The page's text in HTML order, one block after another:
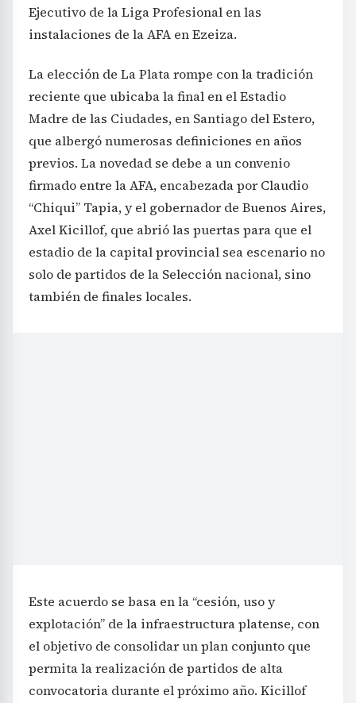
Ejecutivo de la Liga Profesional en las
instalaciones de la AFA en Ezeiza.
La elección de La Plata rompe con la tradición
reciente que ubicaba la final en el Estadio
Madre de las Ciudades, en Santiago del Estero,
que albergó numerosas definiciones en años
previos. La novedad se debe a un convenio
firmado entre la AFA, encabezada por Claudio
“Chiqui” Tapia, y el gobernador de Buenos Aires,
Axel Kicillof, que abrió las puertas para que el
estadio de la capital provincial sea escenario no
solo de partidos de la Selección nacional, sino
también de finales locales.
Este acuerdo se basa en la “cesión, uso y
explotación” de la infraestructura platense, con
el objetivo de consolidar un plan conjunto que
permita la realización de partidos de alta
convocatoria durante el próximo año. Kicillof